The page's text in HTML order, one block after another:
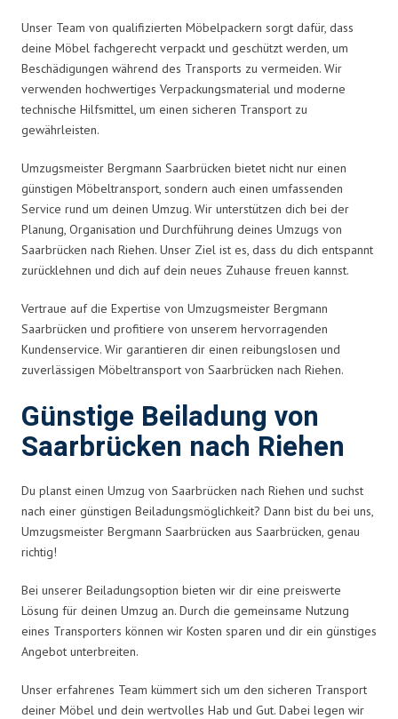
Unser Team von qualifizierten Möbelpackern sorgt dafür, dass
deine Möbel fachgerecht verpackt und geschützt werden, um
Beschädigungen während des Transports zu vermeiden. Wir
verwenden hochwertiges Verpackungsmaterial und moderne
technische Hilfsmittel, um einen sicheren Transport zu
gewährleisten.
Umzugsmeister Bergmann Saarbrücken bietet nicht nur einen
günstigen Möbeltransport, sondern auch einen umfassenden
Service rund um deinen Umzug. Wir unterstützen dich bei der
Planung, Organisation und Durchführung deines Umzugs von
Saarbrücken nach Riehen. Unser Ziel ist es, dass du dich entspannt
zurücklehnen und dich auf dein neues Zuhause freuen kannst.
Vertraue auf die Expertise von Umzugsmeister Bergmann
Saarbrücken und profitiere von unserem hervorragenden
Kundenservice. Wir garantieren dir einen reibungslosen und
zuverlässigen Möbeltransport von Saarbrücken nach Riehen.
Günstige Beiladung von
Saarbrücken nach Riehen
Du planst einen Umzug von Saarbrücken nach Riehen und suchst
nach einer günstigen Beiladungsmöglichkeit? Dann bist du bei uns,
Umzugsmeister Bergmann Saarbrücken aus Saarbrücken, genau
richtig!
Bei unserer Beiladungsoption bieten wir dir eine preiswerte
Lösung für deinen Umzug an. Durch die gemeinsame Nutzung
eines Transporters können wir Kosten sparen und dir ein günstiges
Angebot unterbreiten.
Unser erfahrenes Team kümmert sich um den sicheren Transport
deiner Möbel und dein wertvolles Hab und Gut. Dabei legen wir